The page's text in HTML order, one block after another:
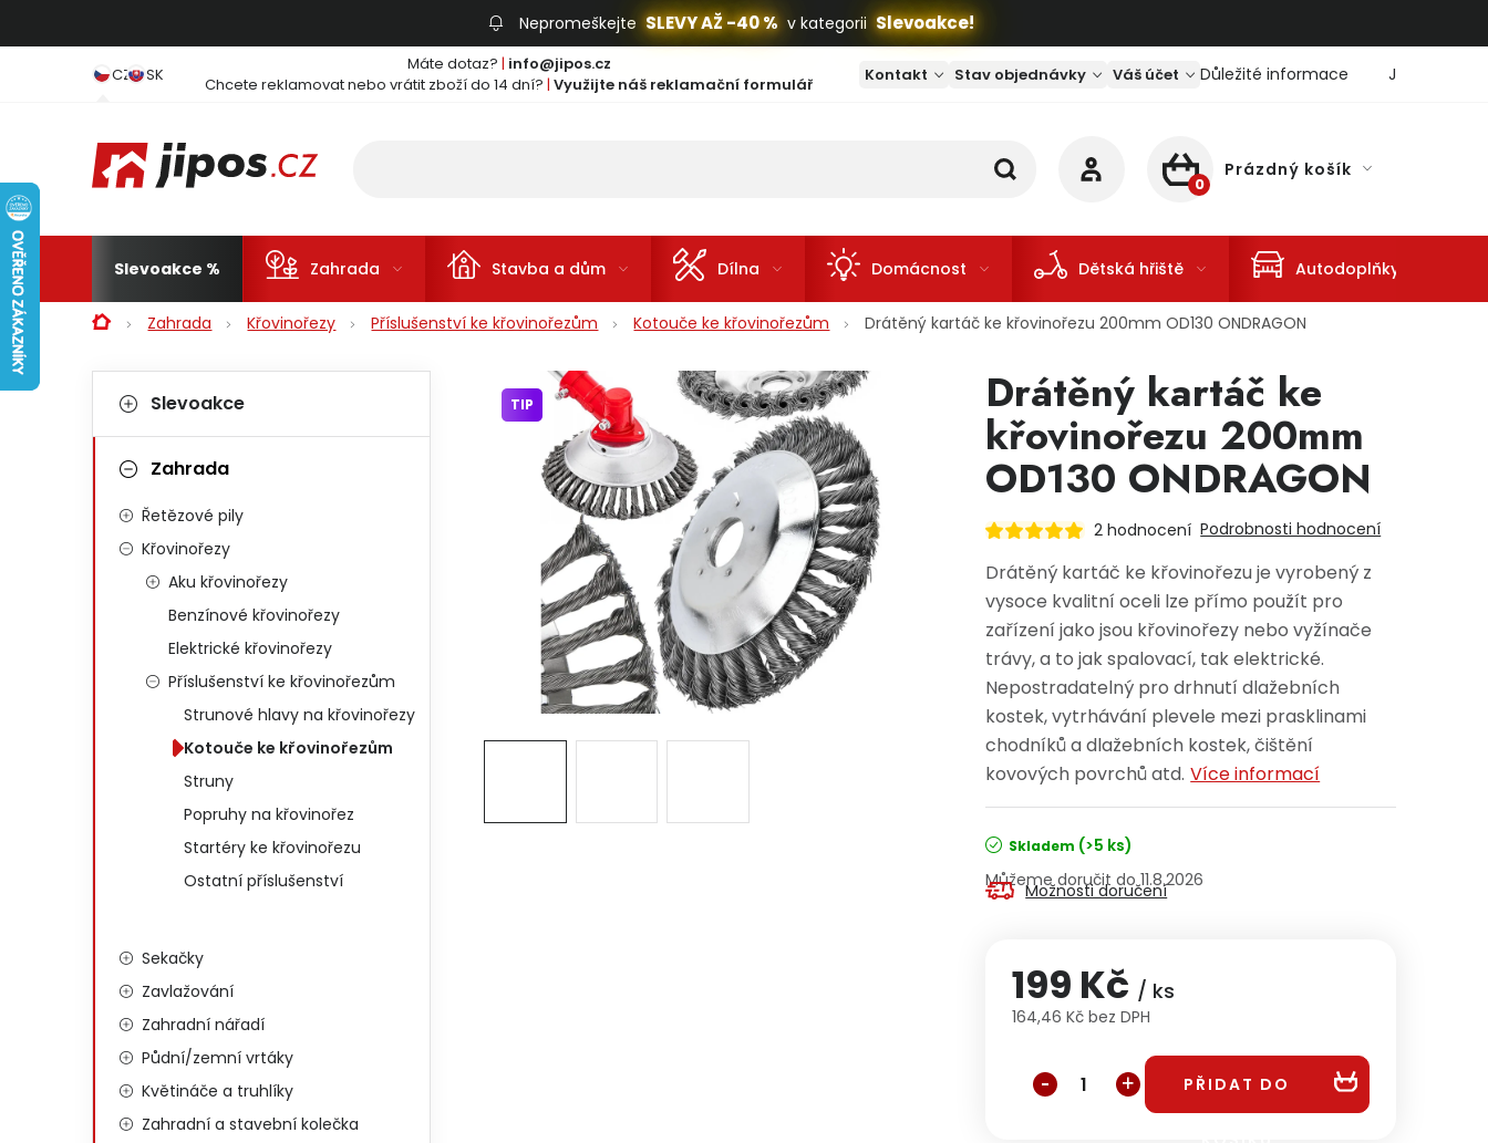
Nepromeškejte SLEVY AŽ -40 % v kategorii Slevoakce!
CZ SK Máte dotaz? | info@jipos.cz
Chcete reklamovat nebo vrátit zboží do 14 dní? | Využijte náš reklamační formulář Kontakt Stav objednávky Váš účet Důležité informace Jaký je
NÁKUPNÍ KOŠÍK
Prázdný košík
Slevoakce Zahrada Stavba a dům Dílna Domácnost Dětská hřiště Autodoplňky
DomůZahrada Křovinořezy Příslušenství ke křovinořezům Kotouče ke křovinořezům Drátěný kartáč ke křovinořezu 200mm OD130 ONDRAGON
Postranní panel
Kategorie
Slevoakce
Zahrada
Řetězové pily
Křovinořezy
Aku křovinořezy
Benzínové křovinořezy
Elektrické křovinořezy
Příslušenství ke křovinořezům
Strunové hlavy na křovinořezy
Kotouče ke křovinořezům
Struny
Popruhy na křovinořez
Startéry ke křovinořezu
Ostatní příslušenství
Sekačky
Zavlažování
Zahradní nářadí
Půdní/zemní vrtáky
Květináče a truhlíky
Zahradní a stavební kolečka
Drátěný kartáč ke
křovinořezu 200mm
OD130 ONDRAGON
2 hodnocení Podrobnosti hodnocení
Drátěný kartáč ke křovinořezu je vyrobený z
vysoce kvalitní oceli lze přímo použít pro
zařízení jako jsou křovinořezy nebo vyžínače
trávy, a to jak spalovací, tak elektrické.
Nepostradatelný pro drhnutí dlažebních
kostek, vytrhávání plevele mezi prasklinami
chodníků a dlažebních kostek, čištění
kovových povrchů atd. Více informací
Skladem (>5 ks)
11.8.2026
Možnosti doručení
199 Kč / ks
164,46 Kč bez DPH
PŘIDAT DO
TIP